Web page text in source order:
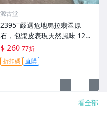
源古堂
2395T嚴選危地馬拉翡翠原
石，包漿皮表現天然風味 129
克 每晚11點截拍 獻給您獨特
收藏機會 翡翠 原石 番茄
$ 260 77折
折扣碼 直購
看全部